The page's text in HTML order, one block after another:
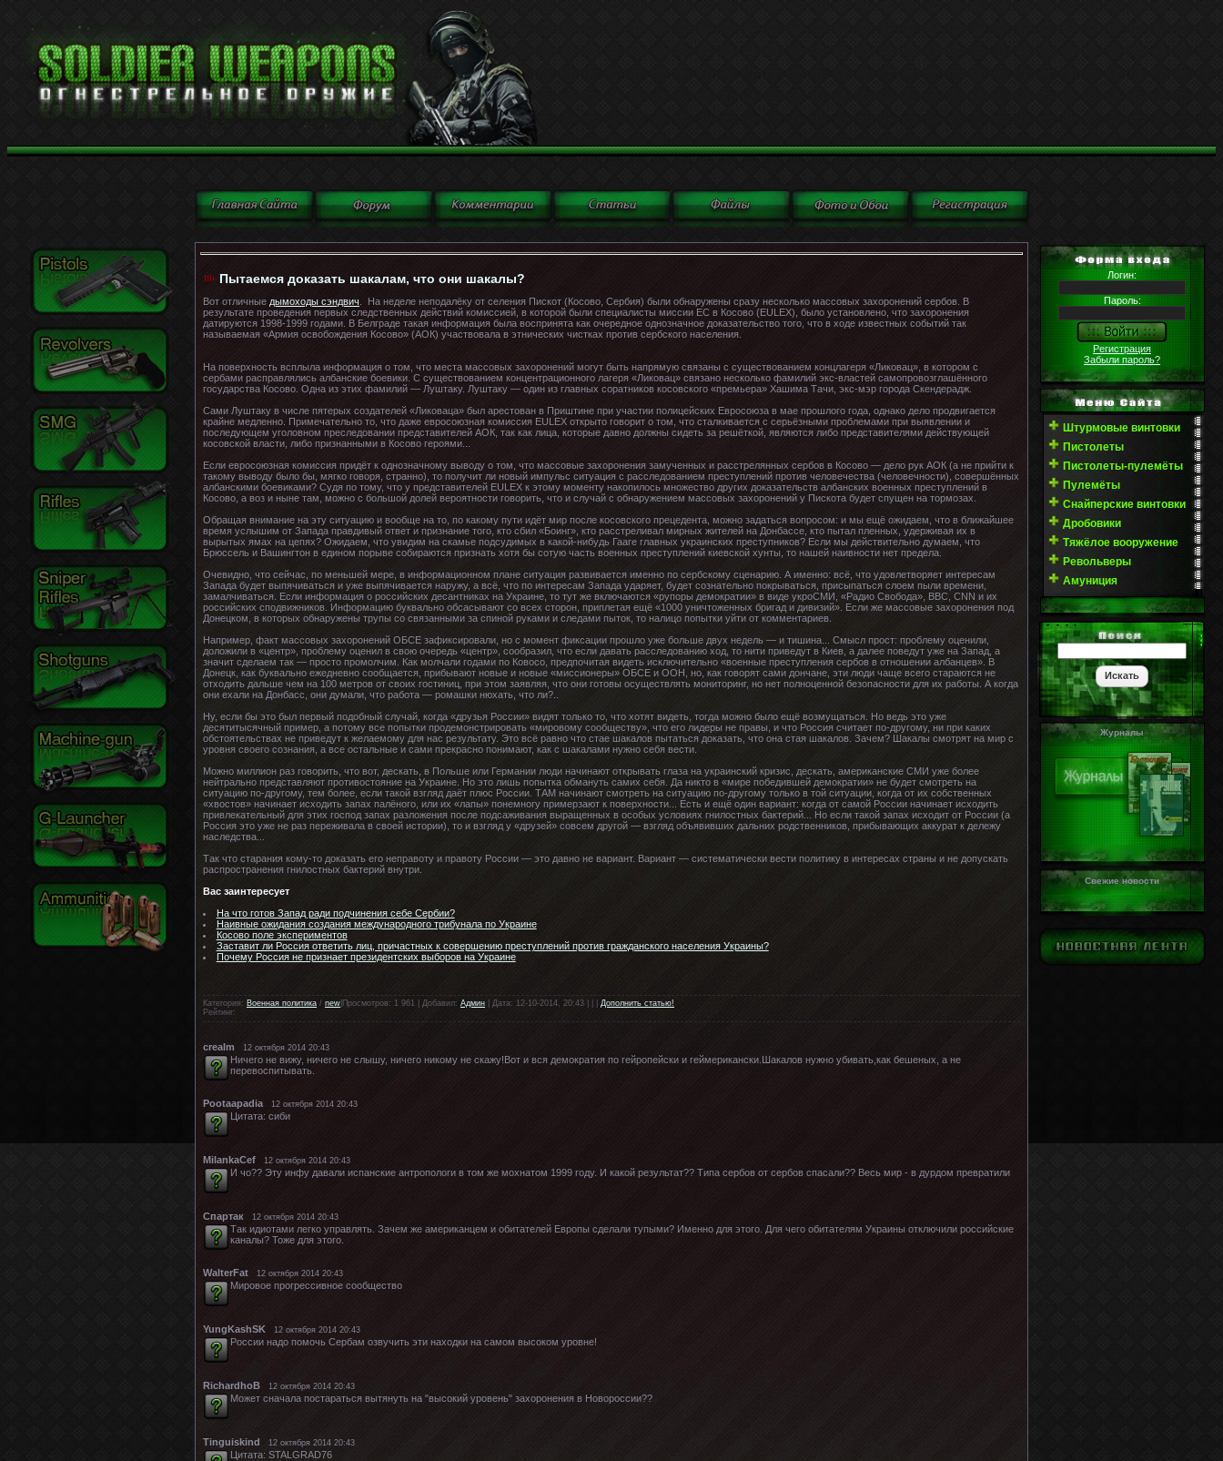
Пытаемся доказать шакалам, что они шакалы?
Вот отличные дымоходы сэндвич. На неделе неподалёку от селения Пискот (Косово, Сербия) были обнаружены сразу несколько массовых захоронений сербов. В
результате проведения первых следственных действий комиссией, в которой были специалисты миссии ЕС в Косово (EULEX), было установлено, что захоронения
датируются 1998-1999 годами. В Белграде такая информация была воспринята как очередное однозначное доказательство того, что в ходе известных событий так
называемая «Армия освобождения Косово» (АОК) участвовала в этнических чистках против сербского населения.
На поверхность всплыла информация о том, что места массовых захоронений могут быть напрямую связаны с существованием концлагеря «Ликовац», в котором с
сербами расправлялись албанские боевики. С существованием концентрационного лагеря «Ликовац» связано несколько фамилий экс-властей самопровозглашённого
государства Косово. Одна из этих фамилий — Луштаку. Луштаку — один из главных соратников косовского «премьера» Хашима Тачи, экс-мэр города Скендерадж.
Сами Луштаку в числе пятерых создателей «Ликоваца» был арестован в Приштине при участии полицейских Евросоюза в мае прошлого года, однако дело продвигается
крайне медленно. Примечательно то, что даже евросоюзная комиссия EULEX открыто говорит о том, что сталкивается с серьёзными проблемами при выявлении и
последующем уголовном преследовании представителей АОК, так как лица, которые давно должны сидеть за решёткой, являются либо представителями действующей
косовской власти, либо признанными в Косово героями...
Если евросоюзная комиссия придёт к однозначному выводу о том, что массовые захоронения замученных и расстрелянных сербов в Косово — дело рук АОК (а не прийти к
такому выводу было бы, мягко говоря, странно), то получит ли новый импульс ситуация с расследованием преступлений против человечества (человечности), совершённых
албанскими боевиками? Судя по тому, что у представителей EULEX к этому моменту накопилось множество других доказательств албанских военных преступлений в
Косово, а воз и ныне там, можно с большой долей вероятности говорить, что и случай с обнаружением массовых захоронений у Пискота будет спущен на тормозах.
Обращая внимание на эту ситуацию и вообще на то, по какому пути идёт мир после косовского прецедента, можно задаться вопросом: и мы ещё ожидаем, что в ближайшее
время услышим от Запада правдивый ответ и признание того, кто сбил «Боинг», кто расстреливал мирных жителей на Донбассе, кто пытал пленных, удерживая их в
вырытых ямах на цепях? Ожидаем, что увидим на скамье подсудимых в какой-нибудь Гааге главных украинских преступников? Если мы действительно думаем, что
Брюссель и Вашингтон в едином порыве собираются признать хотя бы сотую часть военных преступлений киевской хунты, то нашей наивности нет предела.
Очевидно, что сейчас, по меньшей мере, в информационном плане ситуация развивается именно по сербскому сценарию. А именно: всё, что удовлетворяет интересам
Запада будет выпячиваться и уже выпячивается наружу, а всё, что по интересам Запада ударяет, будет сознательно покрываться, присыпаться слоем пыли времени,
замалчиваться. Если информация о российских десантниках на Украине, то тут же включаются «рупоры демократии» в виде укроСМИ, «Радио Свобода», BBC, CNN и их
российских сподвижников. Информацию буквально обсасывают со всех сторон, приплетая ещё «1000 уничтоженных бригад и дивизий». Если же массовые захоронения под
Донецком, в которых обнаружены трупы со связанными за спиной руками и следами пыток, то налицо попытки уйти от комментариев.
Например, факт массовых захоронений ОБСЕ зафиксировали, но с момент фиксации прошло уже больше двух недель — и тишина... Смысл прост: проблему оценили,
доложили в «центр», проблему оценил в свою очередь «центр», сообразил, что если давать расследованию ход, то нити приведут в Киев, а далее поведут уже на Запад, а
значит сделаем так — просто промолчим. Как молчали годами по Ковосо, предпочитая видеть исключительно «военные преступления сербов в отношении албанцев». В
Донецк, как буквально ежедневно сообщается, прибывают новые и новые «миссионеры» ОБСЕ и ООН, но, как говорят сами дончане, эти люди чаще всего стараются не
отходить дальше чем на 100 метров от своих гостиниц, при этом заявляя, что они готовы осуществлять мониторинг, но нет полноценной безопасности для их работы. А когда
они ехали на Донбасс, они думали, что работа — ромашки нюхать, что ли?..
Ну, если бы это был первый подобный случай, когда «друзья России» видят только то, что хотят видеть, тогда можно было ещё возмущаться. Но ведь это уже
десятитысячный пример, а потому все попытки продемонстрировать «мировому сообществу», что его лидеры не правы, и что Россия считает по-другому, ни при каких
обстоятельствах не приведут к желаемому для нас результату. Это всё равно что стае шакалов пытаться доказать, что она стая шакалов. Зачем? Шакалы смотрят на мир с
уровня своего сознания, а все остальные и сами прекрасно понимают, как с шакалами нужно себя вести.
Можно миллион раз говорить, что вот, дескать, в Польше или Германии люди начинают открывать глаза на украинский кризис, дескать, американские СМИ уже более
нейтрально представляют противостояние на Украине. Но это лишь попытка обмануть самих себя. Да никто в «мире победившей демократии» не будет смотреть на
ситуацию по-другому, тем более, если такой взгляд даёт плюс России. ТАМ начинают смотреть на ситуацию по-другому только в той ситуации, когда от их собственных
«хвостов» начинает исходить запах палёного, или их «лапы» понемногу примерзают к поверхности... Есть и ещё один вариант: когда от самой России начинает исходить
привлекательный для этих господ запах разложения после подсаживания выращенных в особых условиях гнилостных бактерий... Но если такой запах исходит от России (а
Россия это уже не раз переживала в своей истории), то и взгляд у «друзей» совсем другой — взгляд объявивших дальних родственников, прибывающих аккурат к дележу
наследства...
Так что старания кому-то доказать его неправоту и правоту России — это давно не вариант. Вариант — систематически вести политику в интересах страны и не допускать
распространения гнилостных бактерий внутри.
Вас заинтересует
На что готов Запад ради подчинения себе Сербии?
Наивные ожидания создания международного трибунала по Украине
Косово поле экспериментов
Заставит ли Россия ответить лиц, причастных к совершению преступлений против гражданского населения Украины?
Почему Россия не признает президентских выборов на Украине
Категория: Военная политика / new |Просмотров: 1 961 | Добавил: Админ | Дата: 12-10-2014, 20:43 | | | Дополнить статью!
Рейтинг:
crealm 12 октября 2014 20:43
Ничего не вижу, ничего не слышу, ничего никому не скажу!Вот и вся демократия по гейропейски и геймерикански.Шакалов нужно убивать,как бешеных, а не
перевоспитывать.
Pootaapadia 12 октября 2014 20:43
Цитата: сиби
MilankaCef 12 октября 2014 20:43
И чо?? Эту инфу давали испанские антропологи в том же мохнатом 1999 году. И какой результат?? Типа сербов от сербов спасали?? Весь мир - в дурдом превратили
Спартак 12 октября 2014 20:43
Так идиотами легко управлять. Зачем же американцем и обитателей Европы сделали тупыми? Именно для этого. Для чего обитателям Украины отключили российские
каналы? Тоже для этого.
WalterFat 12 октября 2014 20:43
Мировое прогрессивное сообщество
YungKashSK 12 октября 2014 20:43
России надо помочь Сербам озвучить эти находки на самом высоком уровне!
RichardhoB 12 октября 2014 20:43
Может сначала постараться вытянуть на "высокий уровень" захоронения в Новороссии??
Tinguiskind 12 октября 2014 20:43
Цитата: STALGRAD76
Логин:
Пароль:
Регистрация
Забыли пароль?
Штурмовые винтовки
Пистолеты
Пистолеты-пулемёты
Пулемёты
Снайперские винтовки
Дробовики
Тяжёлое вооружение
Револьверы
Амуниция
Журналы
Свежие новости